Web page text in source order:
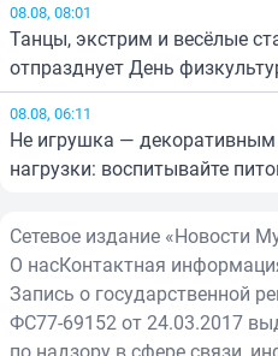
08.08, 08:01
Танцы, экстрим и весёлые
отпразднует День
08.08, 06:11
Не игрушка —
нагрузки: воспитывайте
Сетевое издание «Новости
О насКонтактная
Запись о государственной
ФС77-69152 от 24.03.2017